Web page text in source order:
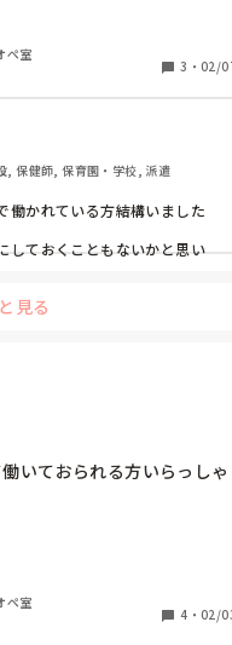
、ご意見やアドバイスいた
員的には問題ないと思いま
てしまうというか、100%
の働きができないと思い込
で、回復する日を増やすた
抜く練習をしてから正社員
だと思ってきたので、パー
っています。
間が数ヶ月であれば生活面
ペ室
3 ・ 02/
, 保健師, 保育園・学校, 派遣
働かれている方結構いました
しておくこともないかと思い
パートで働かれていたので、
見る
いておられる方いらっしゃ
、昨年特養へ転職しまし
状が強く出て休職中です。
ペ室
4 ・ 02/